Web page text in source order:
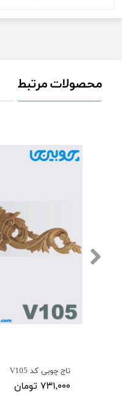
محصولات مرتبط
تاج چوبی کد V105
۷۳۱,۰۰۰ تومان